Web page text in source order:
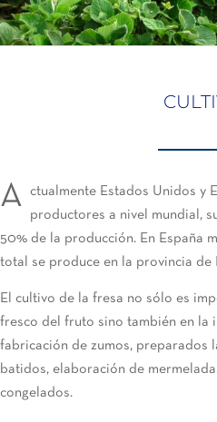
A
ctualmente Estados Unidos y
productores a nivel mundial,
50% de la producción. En España
total se produce en la provincia de
El cultivo de la fresa no sólo es
fresco del fruto sino también en la
fabricación de zumos, preparados
batidos, elaboración de
congelados.